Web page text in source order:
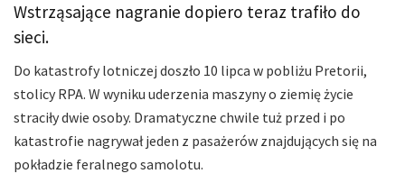
Wstrząsające nagranie dopiero teraz trafiło do
sieci.
Do katastrofy lotniczej doszło 10 lipca w pobliżu Pretorii,
stolicy RPA. W wyniku uderzenia maszyny o ziemię życie
straciły dwie osoby. Dramatyczne chwile tuż przed i po
katastrofie nagrywał jeden z pasażerów znajdujących się na
pokładzie feralnego samolotu.